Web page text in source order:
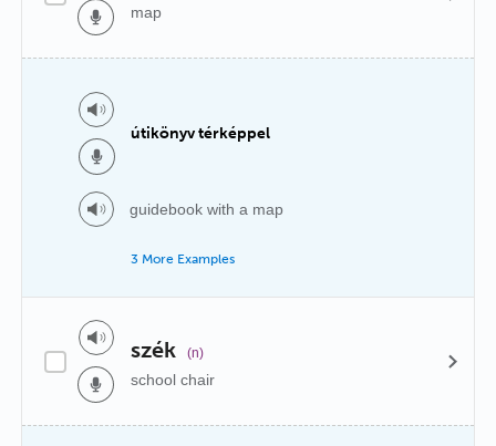
map
útikönyv térképpel
guidebook with a map
3 More Examples
szék (n)
school chair